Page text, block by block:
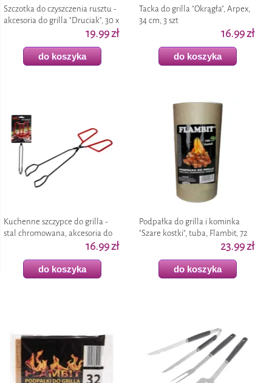
Szczotka do czyszczenia rusztu -
akcesoria do grilla "Druciak", 30 x
19.99 zł
do koszyka
Tacka do grilla "Okrągła", Arpex,
34 cm, 3 szt
16.99 zł
do koszyka
Kuchenne szczypce do grilla -
stal chromowana, akcesoria do
16.99 zł
do koszyka
Podpałka do grilla i kominka
"Szare kostki", tuba, Flambit, 72
23.99 zł
do koszyka